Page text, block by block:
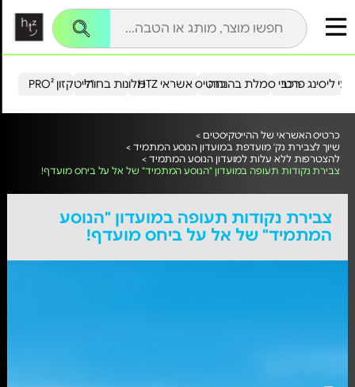
הייטקזון PRO²מלונות בחו"ל כרטיס אשראי HTZ ליסינג פרטירכבי סמלת בהנחה
כרטיס האשראי של ההייטקיסטים >
שיוך לצבירת נק' מועדפת במועדון הנוסע המתמיד >
להצטרפות ללא עלות למועדון הנוסע המתמיד >
צבירת נקודות תעופה במועדון "הנוסע המתמיד" של אל על ביחס מועדף!
צבירת נקודות תעופה במועדון "הנוסע
המתמיד" של אל על ביחס מועדף!